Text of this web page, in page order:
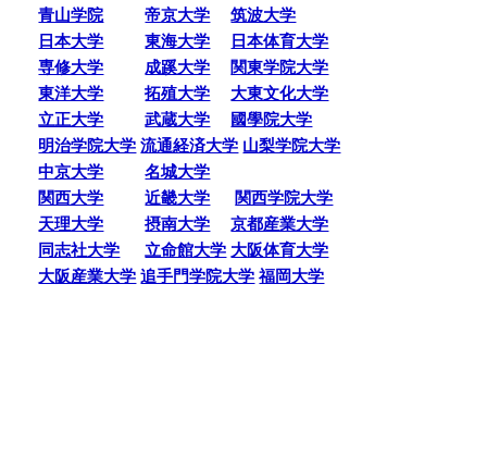
青山学院
帝京大学
筑波大学
日本大学
東海大学
日本体育大学
専修大学
成蹊大学
関東学院大学
東洋大学
拓殖大学
大東文化大学
立正大学
武蔵大学
國學院大学
明治学院大学 流通経済大学 山梨学院大学
中京大学
名城大学
関西大学
近畿大学
関西学院大学
天理大学
摂南大学
京都産業大学
同志社大学
立命館大学 大阪体育大学
大阪産業大学 追手門学院大学 福岡大学